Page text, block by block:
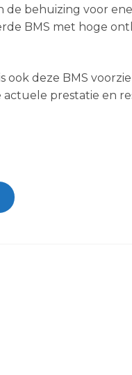
de behuizing voor
BMS met hoge
ook deze BMS
prestatie en